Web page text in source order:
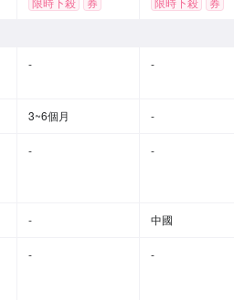
- -
3~6個月 -
- -
- 中國
- -